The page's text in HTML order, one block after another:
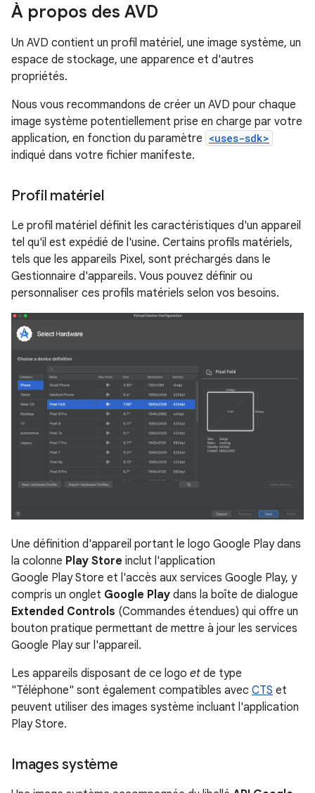
À propos des AVD
Un AVD contient un profil matériel, une image système, un
espace de stockage, une apparence et d'autres
propriétés.
Nous vous recommandons de créer un AVD pour chaque
image système potentiellement prise en charge par votre
application, en fonction du paramètre <uses-sdk>
indiqué dans votre fichier manifeste.
Profil matériel
Le profil matériel définit les caractéristiques d'un appareil
tel qu'il est expédié de l'usine. Certains profils matériels,
tels que les appareils Pixel, sont préchargés dans le
Gestionnaire d'appareils. Vous pouvez définir ou
personnaliser ces profils matériels selon vos besoins.
Une définition d'appareil portant le logo Google Play dans
la colonne Play Store inclut l'application
Google Play Store et l'accès aux services Google Play, y
compris un onglet Google Play dans la boîte de dialogue
Extended Controls (Commandes étendues) qui offre un
bouton pratique permettant de mettre à jour les services
Google Play sur l'appareil.
Les appareils disposant de ce logo et de type
"Téléphone" sont également compatibles avec CTS et
peuvent utiliser des images système incluant l'application
Play Store.
Images système